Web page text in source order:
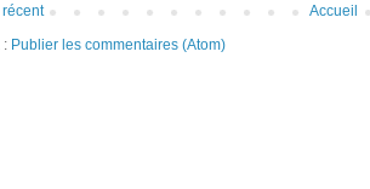
Accueil
: Publier les commentaires (Atom)